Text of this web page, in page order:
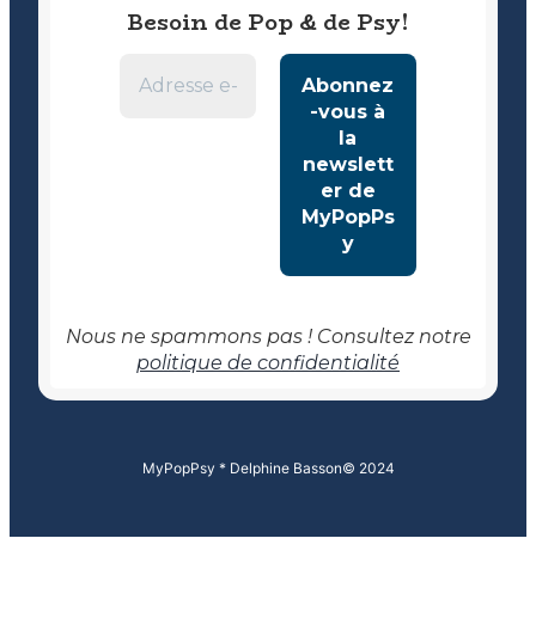
Besoin de Pop & de Psy!
Nous ne spammons pas ! Consultez notre
politique de confidentialité
MyPopPsy * Delphine Basson© 2024